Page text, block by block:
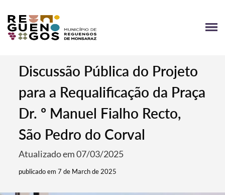
Discussão Pública do Projeto
para a Requalificação da Praça
Dr. º Manuel Fialho Recto,
São Pedro do Corval
Atualizado em 07/03/2025
publicado em 7 de March de 2025